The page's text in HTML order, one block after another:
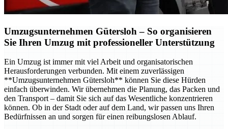
Umzugsunternehmen Gütersloh – So organisieren
Sie Ihren Umzug mit professioneller Unterstützung
Ein Umzug ist immer mit viel Arbeit und organisatorischen
Herausforderungen verbunden. Mit einem zuverlässigen
**Umzugsunternehmen Gütersloh** können Sie diese Hürden
einfach überwinden. Wir übernehmen die Planung, das Packen und
den Transport – damit Sie sich auf das Wesentliche konzentrieren
können. Ob in der Stadt oder auf dem Land, wir passen uns Ihren
Bedürfnissen an und sorgen für einen reibungslosen Ablauf.